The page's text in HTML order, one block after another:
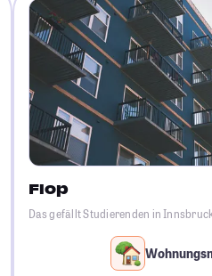
Flop
Das gefällt Studierenden in